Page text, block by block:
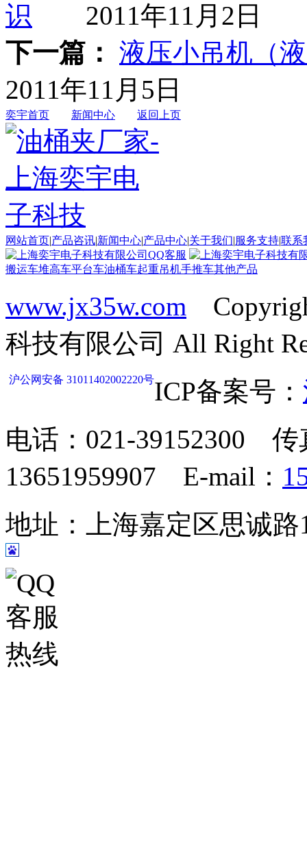
识 2011年11月2日
下一篇： 液压小吊机（
2011年11月5日
奕宇首页 新闻中心 返回上页
网站首页|产品咨讯|新闻中心|产品中心|关于我们|服务支持|联系
搬运车堆高车平台车油桶车起重吊机手推车其他产品
www.jx35w.com
科技有限公司 All Right
沪公网安备 31011402002220号ICP备案号：
电话：021-39152300
13651959907 E-mail：
地址：上海嘉定区思诚